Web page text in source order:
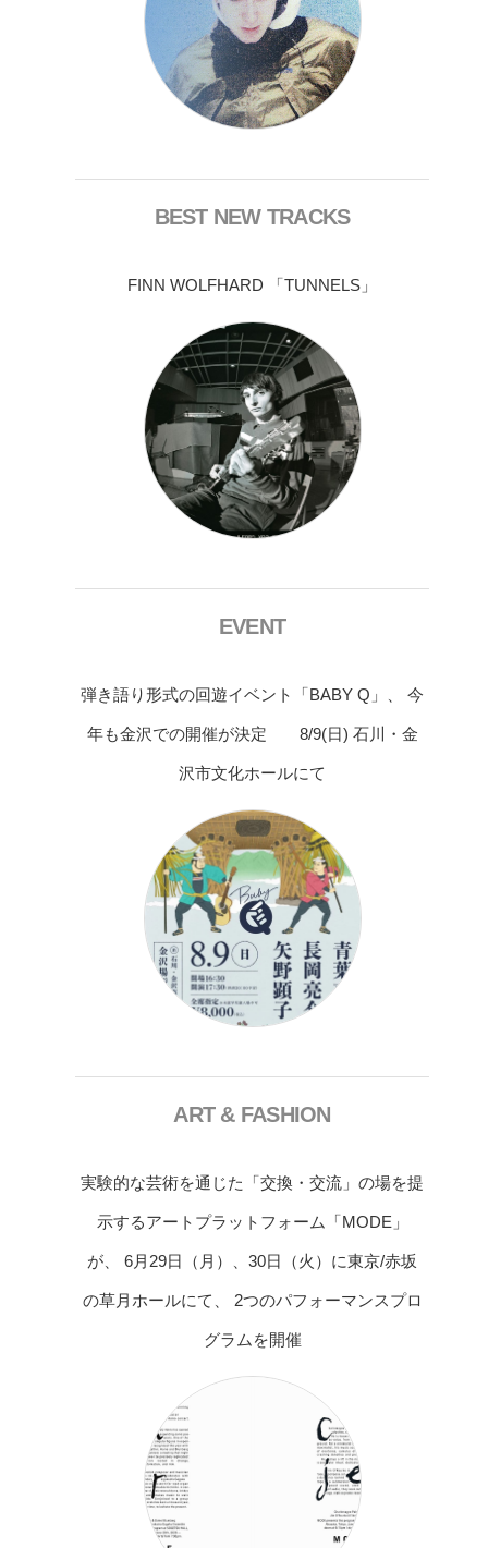
BEST NEW TRACKS
FINN WOLFHARD 「TUNNELS」
EVENT
弾き語り形式の回遊イベント「BABY Q」、 今
年も金沢での開催が決定 8/9(日) 石川・金
沢市文化ホールにて
ART & FASHION
実験的な芸術を通じた「交換・交流」の場を提
示するアートプラットフォーム「MODE」
が、 6月29日（月）、30日（火）に東京/赤坂
の草月ホールにて、 2つのパフォーマンスプロ
グラムを開催